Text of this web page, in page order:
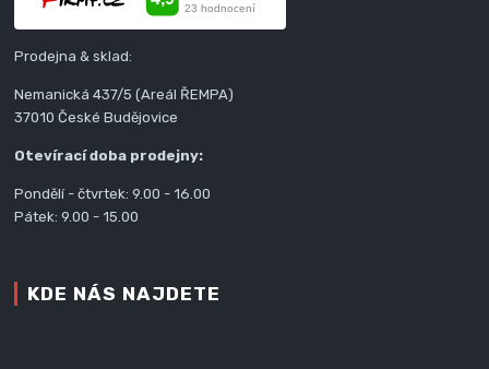
Prodejna & sklad:
Nemanická 437/5 (Areál ŘEMPA)
37010 České Budějovice
Otevírací doba prodejny:
Pondělí - čtvrtek: 9.00 - 16.00
Pátek: 9.00 - 15.00
KDE NÁS NAJDETE